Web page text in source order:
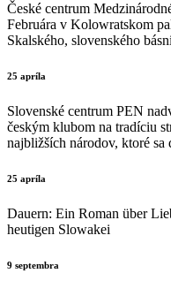
České centrum
Februára v Kolowratskom
Skalského, slovenského
25 apríla
Slovenské centrum PEN
českým klubom na tradíciu
najbližších národov, ktoré
25 apríla
Dauern: Ein Roman über
heutigen Slowakei
9 septembra